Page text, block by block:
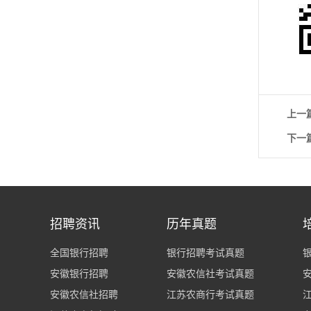
上一
下一
招聘资讯
全国银行招聘
安徽银行招聘
安徽农信社招聘
历年真题
银行招聘考试真题
安徽农信社考试真题
江苏农商行考试真题